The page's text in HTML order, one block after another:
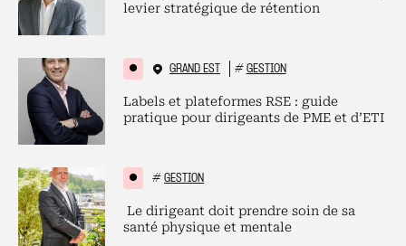
levier stratégique de rétention
GRAND EST # GESTION
Labels et plateformes RSE : guide
pratique pour dirigeants de PME et d’ETI
# GESTION
Le dirigeant doit prendre soin de sa
santé physique et mentale